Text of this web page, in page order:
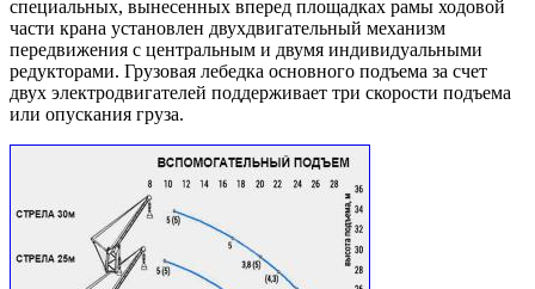
специальных, вынесенных вперед площадках рамы ходовой
части крана установлен двухдвигательный механизм
передвижения с центральным и двумя индивидуальными
редукторами. Грузовая лебедка основного подъема за счет
двух электродвигателей поддерживает три скорости подъема
или опускания груза.